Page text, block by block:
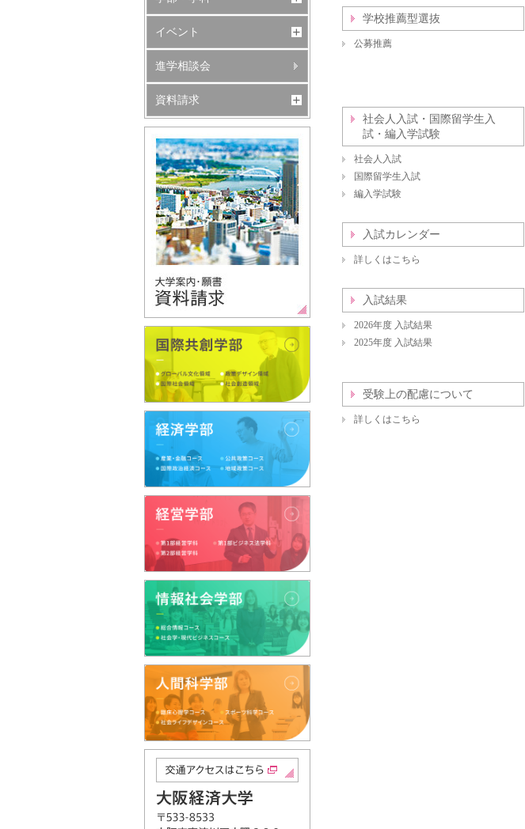
学校推薦型選抜
公募推薦
社会人入試・国際留学生入
試・編入学試験
社会人入試
国際留学生入試
編入学試験
入試カレンダー
詳しくはこちら
入試結果
2026年度 入試結果
2025年度 入試結果
受験上の配慮について
詳しくはこちら
イベント
進学相談会
資料請求